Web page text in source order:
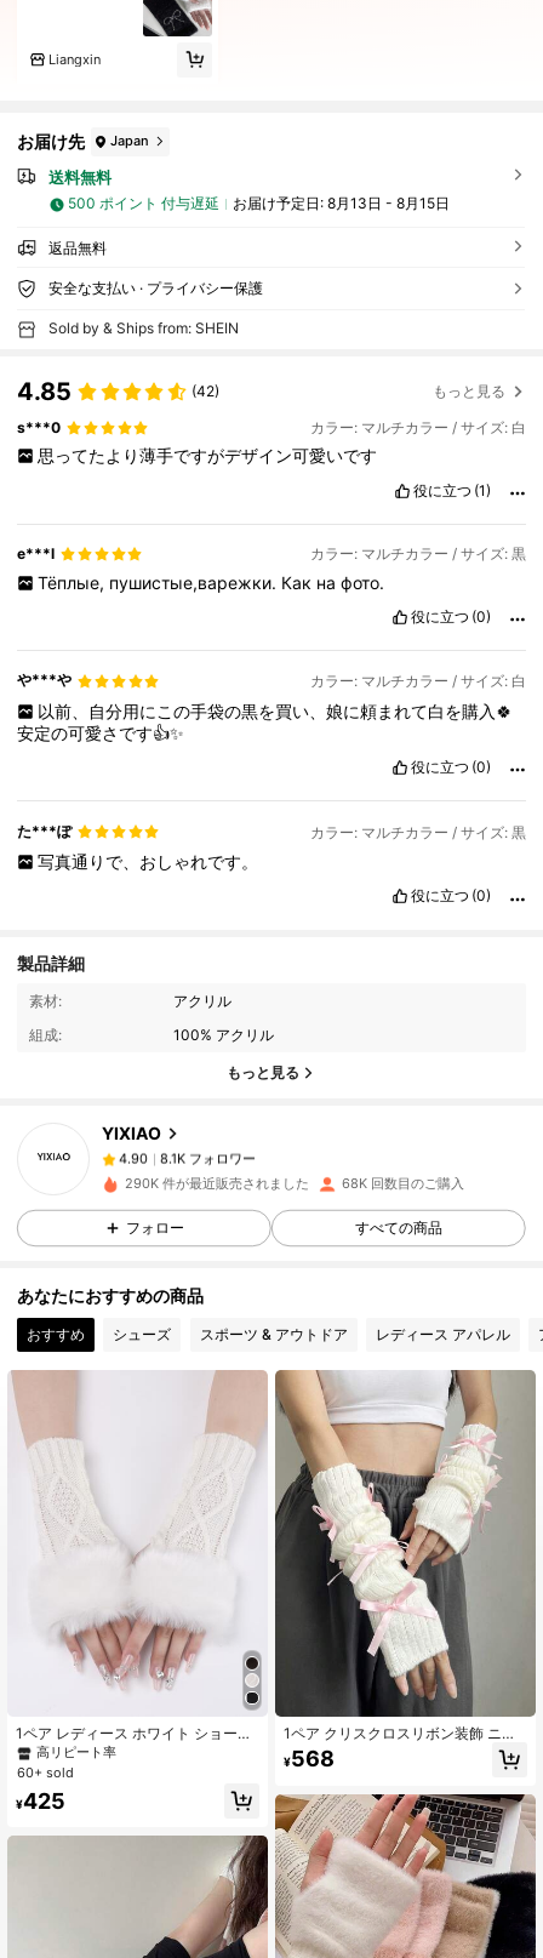
Liangxin
お届け先 Japan
送料無料
500 ポイント 付与遅延 お届け予定日: 8月13日 - 8月15日
返品無料
安全な支払い · プライバシー保護
Sold by & Ships from: SHEIN
4.85 (42) もっと見る
s***0 カラー: マルチカラー / サイズ: 白
思ってたより薄手ですがデザイン可愛いです
役に立つ (1)
e***l カラー: マルチカラー / サイズ: 黒
Тёплые, пушистые,варежки. Как на фото.
役に立つ (0)
や***や カラー: マルチカラー / サイズ: 白
以前、自分用にこの手袋の黒を買い、娘に頼まれて白を購入🍀
安定の可愛さです👍✨
役に立つ (0)
た***ぽ カラー: マルチカラー / サイズ: 黒
写真通りで、おしゃれです。
役に立つ (0)
製品詳細
素材:
アクリル
組成:
100% アクリル
もっと見る
YIXIAO
4.90
8.1K フォロワー
8***6は11時間前 に購入しました
4.90
4.90 8.1K フォロワー
8.1K フォロワー
8.1K フォロワー
4.90 8.1K フォロワー
4.90 8.1K フォロワー
8.1K フォロワー
290K 件が最近販売されました 68K 回数目のご購入
フォロー すべての商品
あなたにおすすめの商品
おすすめ シューズ スポーツ & アウトドア レディース アパレル
1ペア レディース ホワイト ショート
編み物 付き エッジ , 秋 & 冬 ウォーム
ファッショナブル アーム フィンガー
高リピート率
60+ sold
¥425
1ペア クリスクロスリボン装飾 ニッ
ト指なし手袋、かわいらしいスタイ
ル、スポーツ、誕生日パーティー、
¥568